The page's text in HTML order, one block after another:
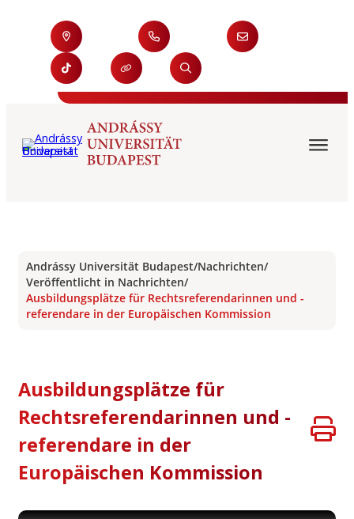
Andrássy Universität Budapest/Nachrichten/
Veröffentlicht in Nachrichten/
Ausbildungsplätze für Rechtsreferendarinnen und -
referendare in der Europäischen Kommission
Ausbildungsplätze für
Rechtsreferendarinnen und -
referendare in der
Europäischen Kommission